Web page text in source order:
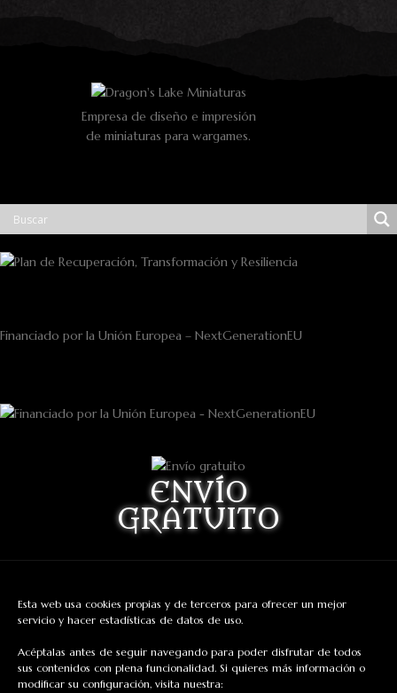
Esta web usa cookies propias y de terceros para ofrecer un mejor
servicio y hacer estadísticas de datos de uso.
Acéptalas antes de seguir navegando para poder disfrutar de todos
sus contenidos con plena funcionalidad. Si quieres más información o
modificar su configuración, visita nuestra:
Empresa de diseño e impresión
de miniaturas para wargames.
Financiado por la Unión Europea – NextGenerationEU
ENVÍO
GRATUITO
Península 75 euros
Europa 130 euros